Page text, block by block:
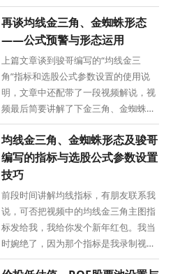
们公式选股前，先行把这些票去除掉，
包括一些垃圾股和业绩差的股票。另外
如果用公式盘中预警股票，预警的品种
数量越少，效率也会越快，预警及时性
也会大大提高！同样预警监测5000
再谈均线金三角、金蜘蛛形态
——公式预警与形态运用
上篇文章谈到骏哥编写的“均线金三
角”指标和选股公式参数设置的使用说
明，文章中还配带了一段视频解说，视
频最后简要讲解了下金三角、金蜘蛛形
态的运用。今天再来讲讲，纯粹个人经
验，谈谈！上篇文章：均线金三角、金
蜘蛛形态及骏哥编写的指标与选股公式
参数设置技巧，到目前为止合计10位朋
友付费阅读，里面就是一堆公式，
均线金三角、金蜘蛛形态及骏哥
编写的指标与选股公式参数设置
技巧
前段时间讲解均线指标，有朋友联系我
说，可否把视频中的均线金三角主图指
标发给我，我给你发个新年红包。我当
时婉绝了，因为那个指标是我录制视频
前随手写的，纯粹为了在视频中演示金